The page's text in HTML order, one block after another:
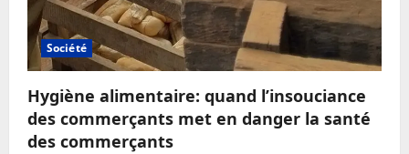
Société
Hygiène alimentaire: quand l’insouciance
des commerçants met en danger la santé
des commerçants